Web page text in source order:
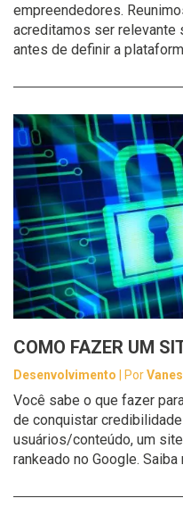
empreendedores.
acreditamos ser relevante
antes de definir a
COMO FAZER UM
Desenvolvimento | Por
Você sabe o que fazer
de conquistar
usuários/conteúdo, um
rankeado no Google. Saiba